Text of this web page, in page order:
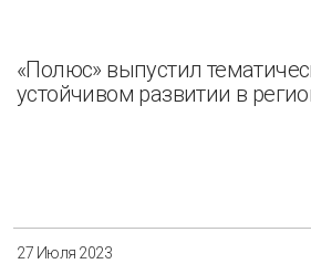
«Полюс» выпустил
устойчивом развитии в
27 Июля 2023